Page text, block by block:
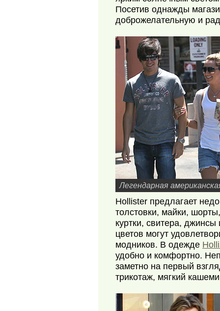
Посетив однажды
доброжелательную и
Легендарная
Hollister предлагает
толстовки, майки,
куртки, свитера,
цветов могут
модников. В одежде
удобно и комфортно.
заметно на первый
трикотаж, мягкий